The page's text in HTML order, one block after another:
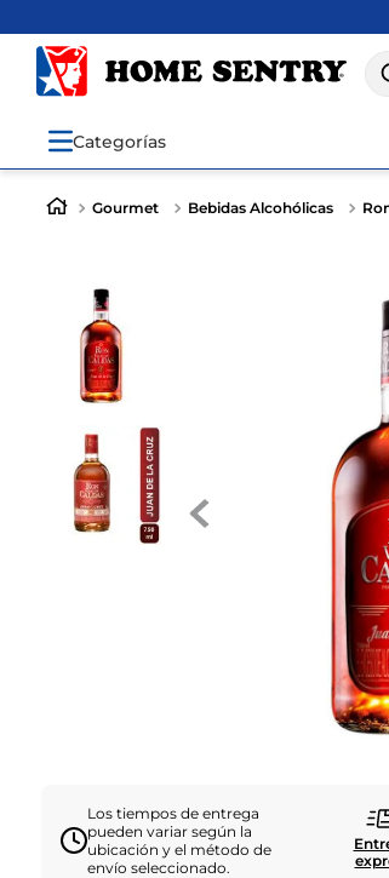
Categorías
Gourmet Bebidas Alcohólicas
Los tiempos de entrega
pueden variar según la
ubicación y el método de
envío seleccionado.